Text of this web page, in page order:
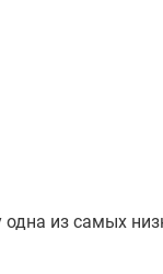
из самых